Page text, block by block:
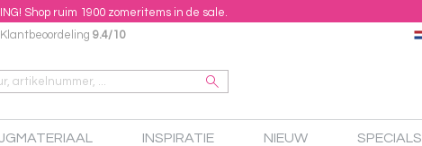
Shop ruim 1900 zomeritems in de sale.
Klantbeoordeling 9.4/10
INSPIRATIE NIEUW SPECIALS